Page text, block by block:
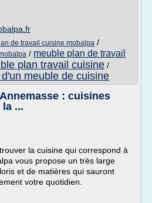
de travail cuisine mobalpa /
/ meuble plan de travail
plan travail cuisine /
meuble de cuisine
: cuisines
...
la cuisine qui correspond à
vous propose un très large
et de matières qui sauront
votre quotidien.